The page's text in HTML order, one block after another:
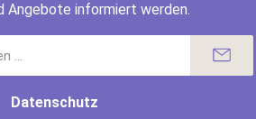
Angebote informiert werden.
Datenschutz